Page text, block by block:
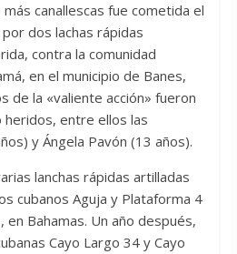
canallescas fue cometida el
dos lachas rápidas
contra la comunidad
en el municipio de Banes,
de la «valiente acción» fueron
entre ellos las
y Ángela Pavón (13 años).
lanchas rápidas artilladas
cubanos Aguja y Plataforma 4
en Bahamas. Un año después,
Cayo Largo 34 y Cayo